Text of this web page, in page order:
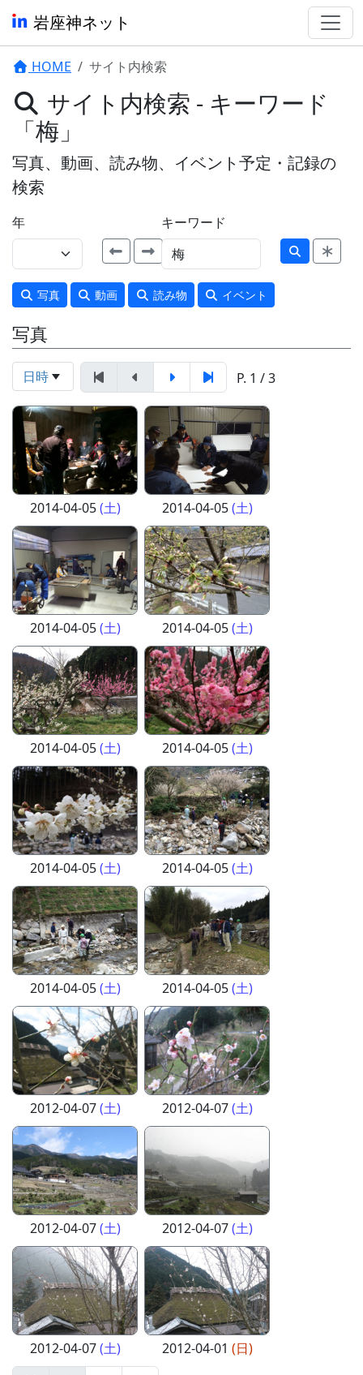
岩座神ネット
HOME サイト内検索
サイト内検索 - キーワード
「梅」
写真、動画、読み物、イベント予定・記録の
検索
年 キーワード
写真 動画 読み物 イベント
写真
日時 P. 1 / 3
2014-04-05(土) 2014-04-05(土)
2014-04-05(土) 2014-04-05(土)
2014-04-05(土) 2014-04-05(土)
2014-04-05(土) 2014-04-05(土)
2014-04-05(土) 2014-04-05(土)
2012-04-07(土) 2012-04-07(土)
2012-04-07(土) 2012-04-07(土)
2012-04-07(土) 2012-04-01 (日)